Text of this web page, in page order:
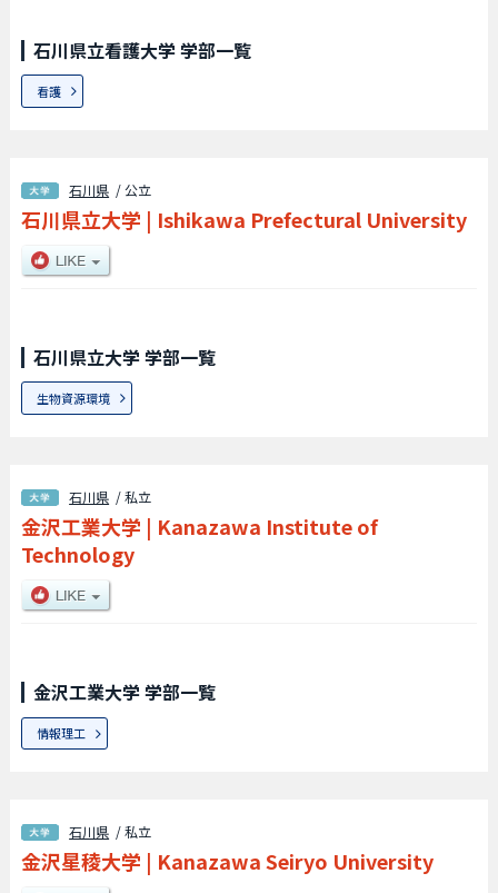
石川県立看護大学 学部一覧
看護
石川県 / 公立
石川県立大学 | Ishikawa Prefectural University
石川県立大学 学部一覧
生物資源環境
石川県 / 私立
金沢工業大学 | Kanazawa Institute of
Technology
金沢工業大学 学部一覧
情報理工
石川県 / 私立
金沢星稜大学 | Kanazawa Seiryo University